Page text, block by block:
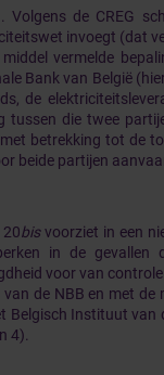
Volgens de CREG
invoegt (dat
vermelde
Bank van België
de
tussen die twee
met betrekking tot de
beide partijen
20bisvoorziet in een
in de gevallen
voor van
van de NBB en met de
Belgisch Instituut van
4).